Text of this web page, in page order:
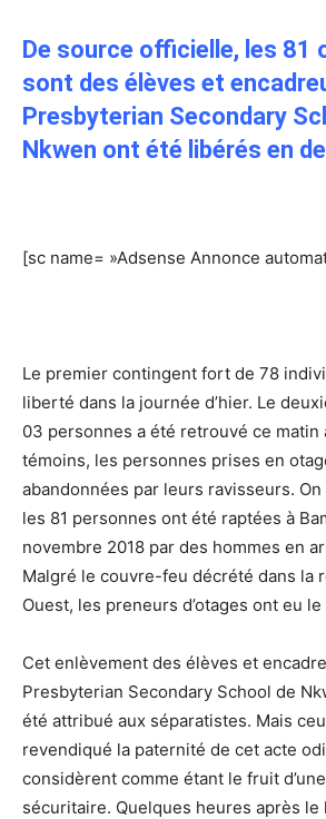
De source officielle, les 81
sont des élèves et
Presbyterian Secondary
Nkwen ont été libérés en
[sc name= »Adsense Annonce
Le premier contingent fort de 78
liberté dans la journée d’hier. Le
03 personnes a été retrouvé ce matin
témoins, les personnes prises en
abandonnées par leurs ravisseurs.
les 81 personnes ont été raptées à
novembre 2018 par des hommes en
Malgré le couvre-feu décrété dans la
Ouest, les preneurs d’otages ont eu le
Cet enlèvement des élèves et
Presbyterian Secondary School de
été attribué aux séparatistes. Mais
revendiqué la paternité de cet acte
considèrent comme étant le fruit
sécuritaire. Quelques heures après le